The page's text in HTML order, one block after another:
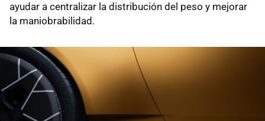
ayudar a centralizar la distribución del peso y mejorar
la maniobrabilidad.